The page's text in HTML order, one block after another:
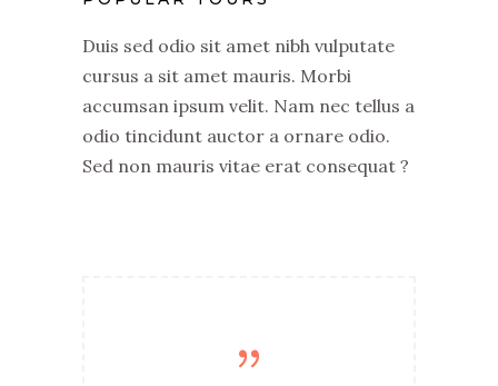
Duis sed odio sit amet nibh vulputate
cursus a sit amet mauris. Morbi
accumsan ipsum velit. Nam nec tellus a
odio tincidunt auctor a ornare odio.
Sed non mauris vitae erat consequat ?